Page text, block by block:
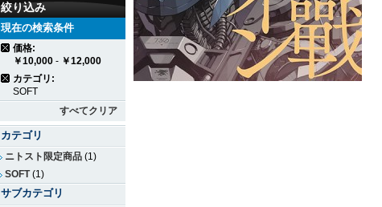
絞り込み
現在の検索条件
価格:
￥10,000 - ￥12,000
カテゴリ:
SOFT
すべてクリア
カテゴリ
ニトスト限定商品 (1)
SOFT(1)
サブカテゴリ